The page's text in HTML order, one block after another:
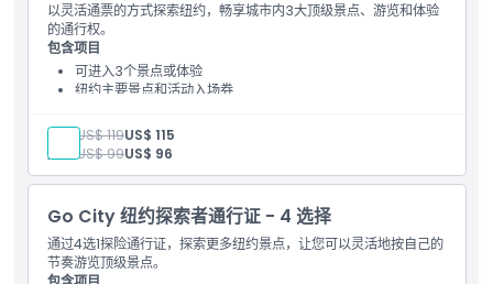
以灵活通票的方式探索纽约，畅享城市内3大顶级景点、游览和体验
的通行权。
包含项目
可进入3个景点或体验
纽约主要景点和活动入场券
参与场馆优惠折扣
首次参观景点后30天内有效
成人: US$ 119US$ 115
儿童: US$ 99US$ 96
Go City 纽约探索者通行证 - 4 选择
通过4选1探险通行证，探索更多纽约景点，让您可以灵活地按自己的
节奏游览顶级景点。